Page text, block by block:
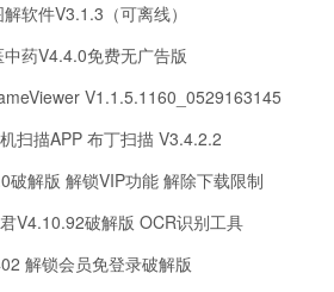
软件V3.1.3（可离线）
药V4.4.0免费无广告版
V1.1.5.1160_0529163145
扫描APP 布丁扫描 V3.4.2.2
破解版 解锁VIP功能 解除下载限制
V4.10.92破解版 OCR识别工具
解锁会员免登录破解版